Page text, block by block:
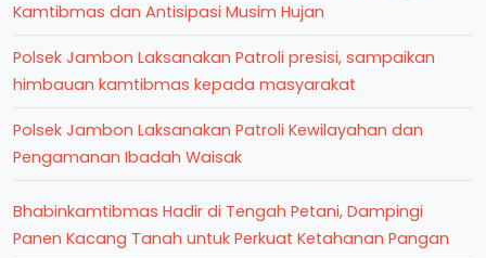
Kamtibmas dan Antisipasi Musim Hujan
Polsek Jambon Laksanakan Patroli presisi, sampaikan
himbauan kamtibmas kepada masyarakat
Polsek Jambon Laksanakan Patroli Kewilayahan dan
Pengamanan Ibadah Waisak
Bhabinkamtibmas Hadir di Tengah Petani, Dampingi
Panen Kacang Tanah untuk Perkuat Ketahanan Pangan